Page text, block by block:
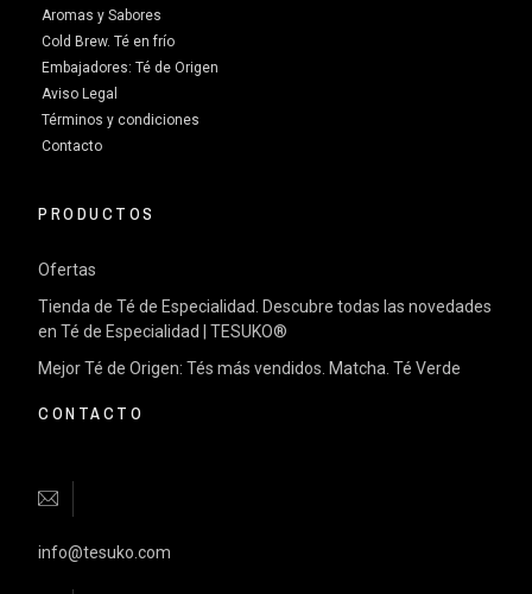
Aromas y Sabores
Cold Brew. Té en frío
Embajadores: Té de Origen
Aviso Legal
Términos y condiciones
Contacto
PRODUCTOS
Ofertas
Tienda de Té de Especialidad. Descubre todas las novedades
en Té de Especialidad | TESUKO®
Mejor Té de Origen: Tés más vendidos. Matcha. Té Verde
CONTACTO
info@tesuko.com